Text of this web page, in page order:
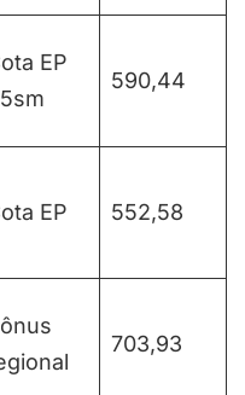
EP
590,44
EP 552,58
703,93